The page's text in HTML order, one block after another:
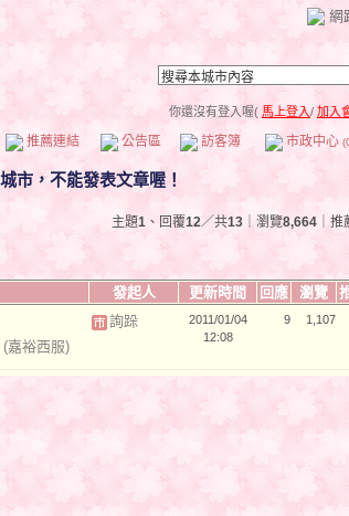
網
你還沒有登入喔( 馬上登入/ 加入
推薦連結 公告區 訪客簿 市政中心
主題1 、回覆12／共13 ｜瀏覽8,664 ｜推
發起人 更新時間 回應 瀏覽
(嘉裕西服)
詢跺
2011/01/04
12:08
9 1,107